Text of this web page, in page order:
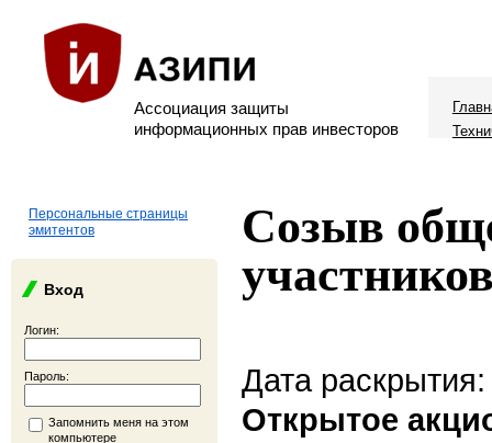
Ассоциация защиты
информационных прав инвесторов
Персональные страницы
эмитентов
Вход
Логин:
Пароль:
Запомнить меня на этом
компьютере
Созыв
Дата
Открытое